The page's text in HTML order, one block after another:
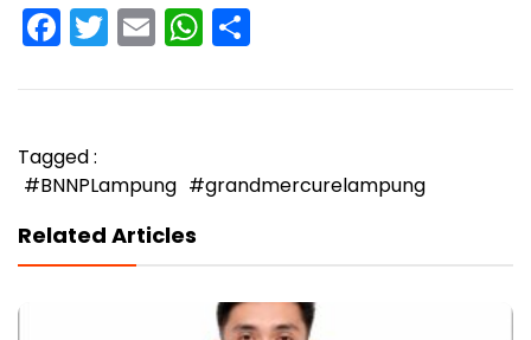
Facebook
Twitter
EmailWhatsApp
Tagged :
#BNNPLampung #grandmercurelampung
Related Articles